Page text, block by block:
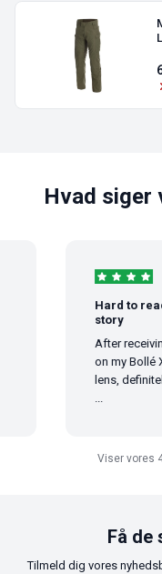
Hvad siger
Hard to
story
After
on my Bollé
lens,
Viser vores
Få de
Tilmeld dig vores